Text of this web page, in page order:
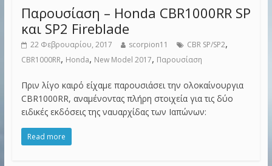
Παρουσίαση – Honda CBR1000RR SP
και SP2 Fireblade
22 Φεβρουαρίου, 2017 scorpion11 CBR SP/SP2,
CBR1000RR, Honda, New Model 2017, Παρουσίαση
Πριν λίγο καιρό είχαμε παρουσιάσει την ολοκαίνουργια
CBR1000RR, αναμένοντας πλήρη στοιχεία για τις δύο
ειδικές εκδόσεις της ναυαρχίδας των Ιαπώνων:
Read more